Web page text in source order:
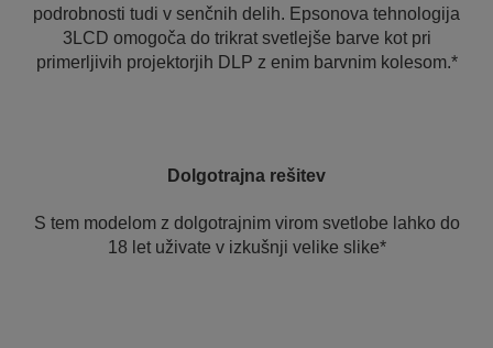
podrobnosti tudi v senčnih delih. Epsonova tehnologija
3LCD omogoča do trikrat svetlejše barve kot pri
primerljivih projektorjih DLP z enim barvnim kolesom.*
Dolgotrajna rešitev
S tem modelom z dolgotrajnim virom svetlobe lahko do
18 let uživate v izkušnji velike slike*